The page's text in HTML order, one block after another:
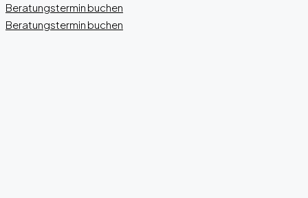
Beratungstermin buchen
Beratungstermin buchen